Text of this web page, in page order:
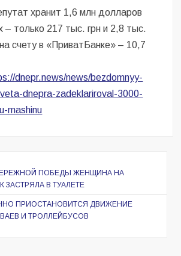
хранит 1,6 млн долларов
только 217 тыс. грн и 2,8 тыс.
счету в «ПриватБанке» – 10,7
dnepr.news/news/bezdomnyy-
dnepra-zadeklariroval-3000-
mashinu
ПОБЕДЫ ЖЕНЩИНА НА
ЗАСТРЯЛА В ТУАЛЕТЕ
ПРИОСТАНОВИТСЯ ДВИЖЕНИЕ
И ТРОЛЛЕЙБУСОВ